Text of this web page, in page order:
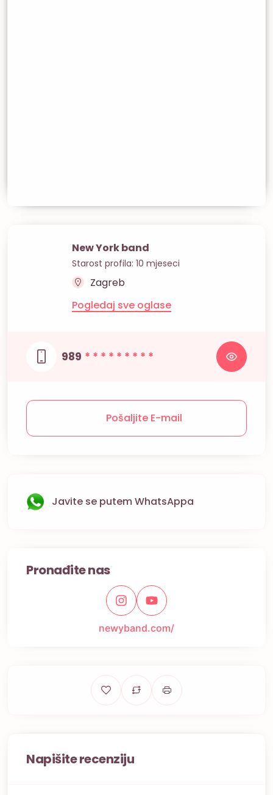
New York band
Starost profila: 10 mjeseci
Zagreb
Pogledaj sve oglase
989 * * * * * * * * *
Pošaljite E-mail
Javite se putem WhatsAppa
Pronađite nas
newyband.com/
Napišite recenziju